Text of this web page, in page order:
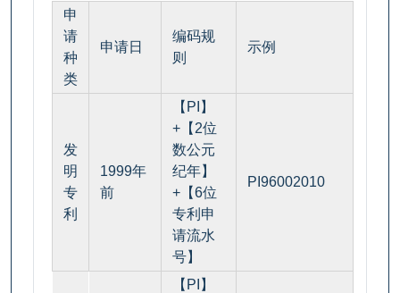
申
请
种
类
申请日
编码规
则
示例
发
明
专
利
1999年
前
【PI】
+【2位
数公元
纪年】
+【6位
专利申
请流水
号】
PI96002010
【PI】